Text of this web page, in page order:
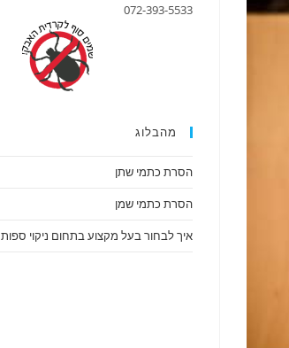
072-393-5533
מהבלוג
הסרת כתמי שתן
הסרת כתמי שמן
איך לבחור בעל מקצוע בתחום ניקוי ספות